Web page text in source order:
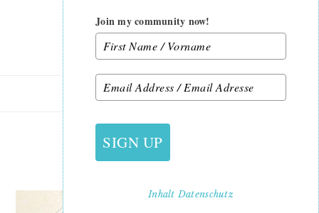
SPINNING PINWHEEL_28
Join my community now!
SIGN UP
InhaltDatenschutz